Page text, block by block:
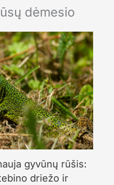
dėmesio
gyvūnų rūšis:
driežo ir